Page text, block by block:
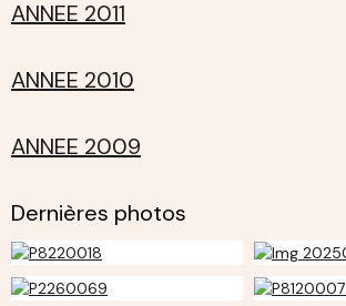
ANNEE 2011
ANNEE 2010
ANNEE 2009
Dernières photos